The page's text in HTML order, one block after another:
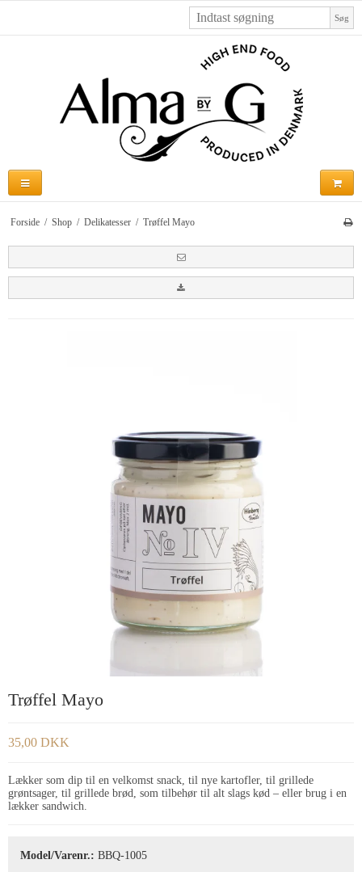
Søg
Forside / Shop / Delikatesser / Trøffel Mayo
Trøffel Mayo
35,00 DKK
Lækker som dip til en velkomst snack, til nye kartofler, til grillede
grøntsager, til grillede brød, som tilbehør til alt slags kød – eller brug i en
lækker sandwich.
Model/Varenr.: BBQ-1005